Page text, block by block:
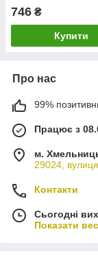
короткий
Дейлі 6
746 ₴
Купити
Про нас
99%
Працює з
м.
29024,
Контакти
Сьогодні
Показати